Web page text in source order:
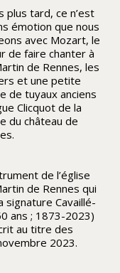
plus tard, ce n’est
émotion que nous
avec Mozart, le
de faire chanter à
de Rennes, les
et une petite
de tuyaux anciens
Clicquot de la
du château de
de l’église
de Rennes qui
signature Cavaillé-
ans ; 1873-2023)
au titre des
2023.